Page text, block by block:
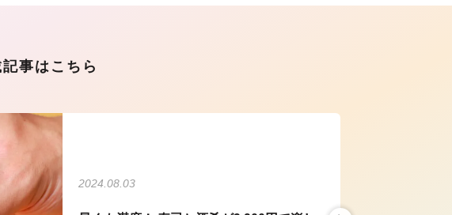
事はこちら
2024.08.03